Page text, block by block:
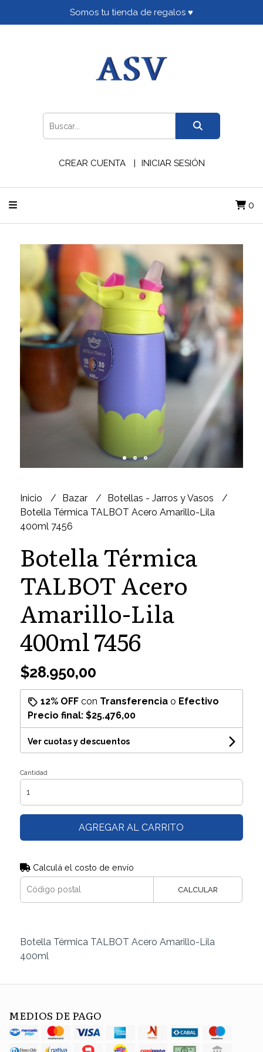
Somos tu tienda de regalos ♥
CREAR CUENTA INICIAR SESIÓN
0
Inicio Bazar
Botellas - Jarros y Vasos
Botella Térmica TALBOT Acero Amarillo-Lila
400ml 7456
Botella Térmica
TALBOT Acero
Amarillo-Lila
400ml 7456
$28.950,00
12% OFFcon Transferenciao Efectivo
Precio final: $25.476,00
Ver cuotas y descuentos
Cantidad
AGREGAR AL CARRITO
Calculá el costo de envío
CALCULAR
Botella Térmica TALBOT Acero Amarillo-Lila
400ml
MEDIOS DE PAGO